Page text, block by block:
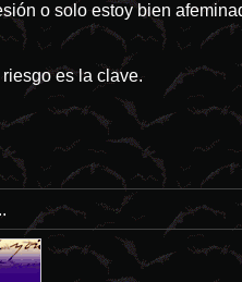
o solo estoy bien
es la clave.